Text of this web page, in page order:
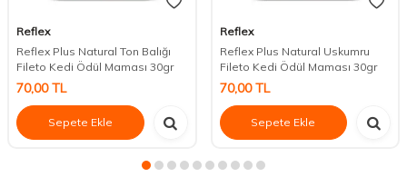
Reflex
Reflex Plus Natural Ton Balığı
Fileto Kedi Ödül Maması 30gr
70,00TL
Sepete Ekle
Reflex
Reflex Plus Natural Uskumru
Fileto Kedi Ödül Maması 30gr
70,00TL
Sepete Ekle